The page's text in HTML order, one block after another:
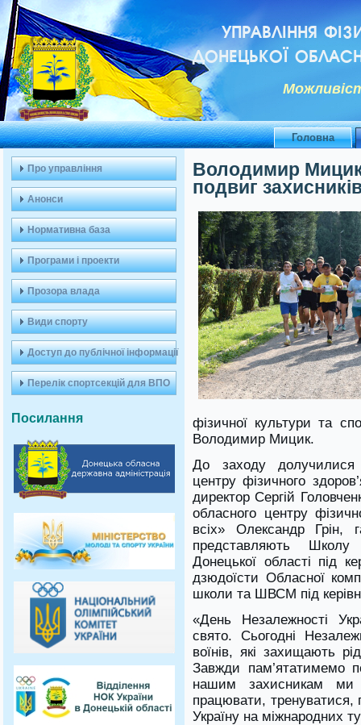
УПРАВЛІННЯ
ДОНЕЦЬКОЇ
Головна
Про управління
Анонси
Нормативна база
Програми і проекти
Прозора влада
Види спорту
Доступ до публічної інформації
Перелік спортсекцій для ВПО
Посилання
Володимир
подвиг
фізичної культури та
Володимир Мицик.
До заходу долучилися
центру фізичного
директор Сергій
обласного центру
всіх» Олександр Грін,
представляють Школу
Донецької області під
дзюдоїсти Обласної
школи та ШВСМ під
«День Незалежності
свято. Сьогодні
воїнів, які захищають
Завжди пам’ятатимемо
нашим захисникам ми
працювати, тренуватися,
Україну на міжнародних